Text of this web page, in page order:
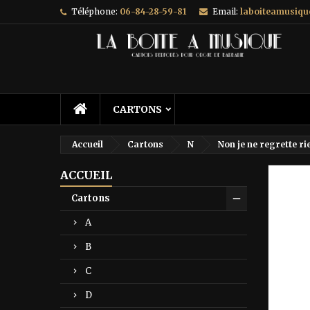
Téléphone: 06-84-28-59-81 Email:
CARTONS
Accueil Cartons N Non je ne regrette
ACCUEIL
Cartons
A
B
C
D